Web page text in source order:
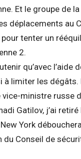
Et le groupe de
déplacements au
pour tenter un
2.
qu’avec l’aide
à limiter les dégâts.
vice-ministre russe
Gatilov, j’ai retiré
York
Conseil de